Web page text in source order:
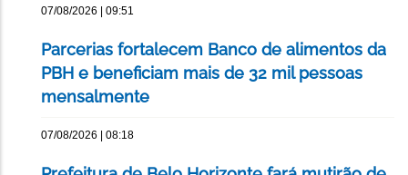
07/08/2026 | 09:51
Parcerias fortalecem Banco de alimentos da
PBH e beneficiam mais de 32 mil pessoas
mensalmente
07/08/2026 | 08:18